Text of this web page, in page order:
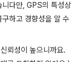
니다만, GPS의 특성상
하고 경향성을 알 수
뢰성이 높으니까요.